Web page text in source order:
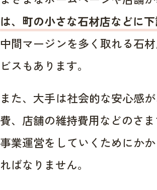
は、町の小さな石材店などに
中間マージンを多く取れる石
ビスもあります。
また、大手は社会的な安心感
費、店舗の維持費用などのさ
事業運営をしていくためにか
ればなりません。